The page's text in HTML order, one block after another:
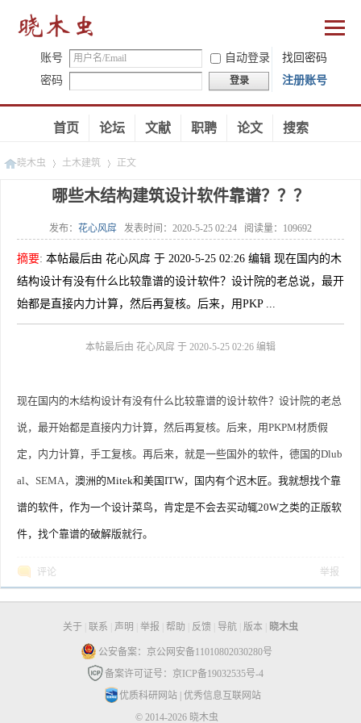
账号 自动登录
找回密码
密码
登录 注册账号
首页 论坛 文献 职聘 论文 搜索
晓木虫
»
土木建筑
»
正文
哪些木结构建筑设计软件靠谱？？？
发布： 花心风戽 发表时间： 2020-5-25 02:24 阅读量： 109692
摘要: 本帖最后由 花心风戽 于 2020-5-25 02:26 编辑 现在国内的木
结构设计有没有什么比较靠谱的设计软件？设计院的老总说，最开
始都是直接内力计算，然后再复核。后来，用PKP ...
本帖最后由 花心风戽 于 2020-5-25 02:26 编辑
现在国内的木结构设计有没有什么比较靠谱的设计软件？设计院的老总
说，最开始都是直接内力计算，然后再复核。后来，用PKPM材质假
定，内力计算，手工复核。再后来，就是一些国外的软件，德国的Dlub
al、SEMA， 澳洲的Mitek和美国ITW，国内有个迟木匠。我就想找个靠
谱的软件，作为一个设计菜鸟，肯定是不会去买动辄20W之类的正版软
件，找个靠谱的破解版就行。
评论 举报
关于 联系 声明 举报 帮助 反馈 导航 版本 晓木虫
公安备案：京公网安备11010802030280号
备案许可证号：京ICP备19032535号-4
优质科研网站| 优秀信息互联网站
© 2014-2026 晓木虫